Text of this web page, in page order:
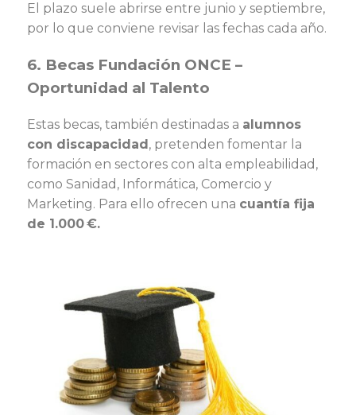
El plazo suele abrirse entre junio y septiembre,
por lo que conviene revisar las fechas cada año.
6. Becas Fundación ONCE –
Oportunidad al Talento
Estas becas, también destinadas a alumnos
con discapacidad, pretenden fomentar la
formación en sectores con alta empleabilidad,
como Sanidad, Informática, Comercio y
Marketing. Para ello ofrecen una cuantía fija
de 1.000 €.